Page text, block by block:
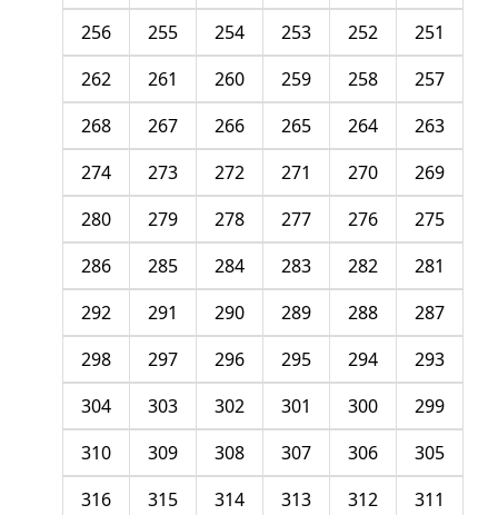
251
252
253
254
255
256
257
258
259
260
261
262
263
264
265
266
267
268
269
270
271
272
273
274
275
276
277
278
279
280
281
282
283
284
285
286
287
288
289
290
291
292
293
294
295
296
297
298
299
300
301
302
303
304
305
306
307
308
309
310
311
312
313
314
315
316